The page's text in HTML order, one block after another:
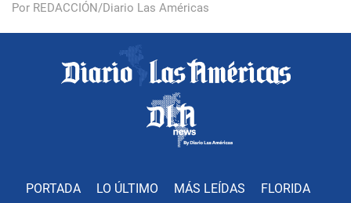
Por REDACCIÓN/Diario Las Américas
PORTADA LO ÚLTIMO MÁS LEÍDAS FLORIDA